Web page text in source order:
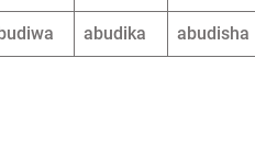
abudika abudisha